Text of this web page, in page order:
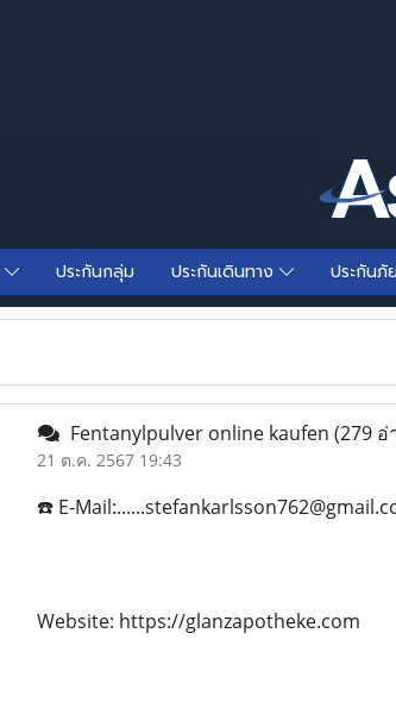
ประกันกลุ่ม ประกันเดินทาง ประกัน
Fentanylpulver online kaufen (279 อ่
21 ต.ค. 2567 19:43
☎️ E-
Website: https://glanzapotheke.com